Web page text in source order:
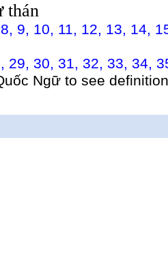
thán
8, 9, 10, 11, 12, 13, 14,
, 29, 30, 31, 32, 33, 34,
Ngữ to see